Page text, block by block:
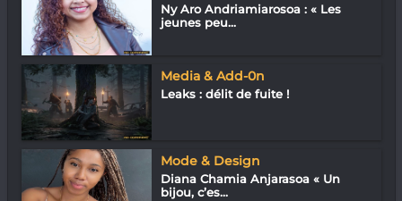
Ny Aro Andriamiarosoa : « Les
jeunes peu...
Media & Add-0n
Leaks : délit de fuite !
Mode & Design
Diana Chamia Anjarasoa « Un
bijou, c’es...